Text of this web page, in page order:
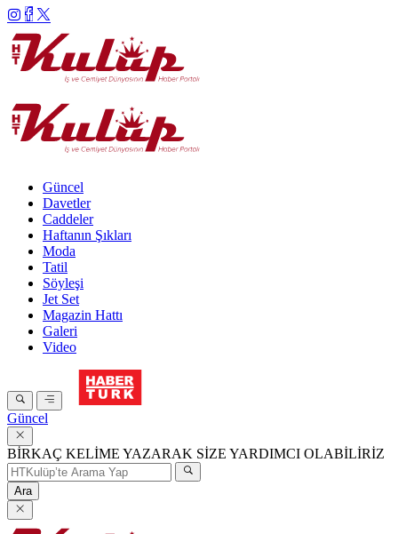
Güncel
Davetler
Caddeler
Haftanın Şıkları
Moda
Tatil
Söyleşi
Jet Set
Magazin Hattı
Galeri
Video
Güncel
BİRKAÇ KELİME YAZARAK SİZE YARDIMCI OLABİLİRİZ
Ara